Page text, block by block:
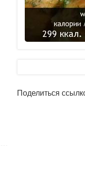
Поделиться